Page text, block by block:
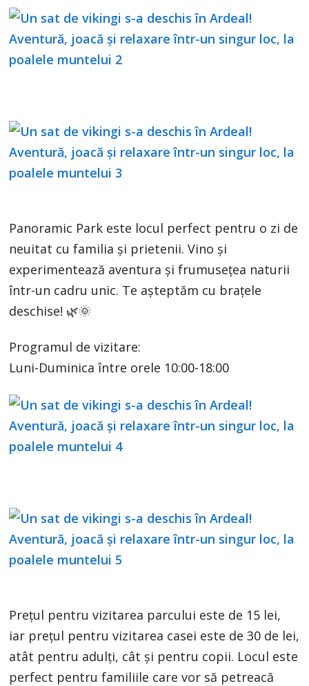
Panoramic Park este locul perfect pentru o zi de
neuitat cu familia și prietenii. Vino și
experimentează aventura și frumusețea naturii
într-un cadru unic. Te așteptăm cu brațele
deschise! 🌿🌞
Programul de vizitare:
Luni-Duminica între orele 10:00-18:00
Prețul pentru vizitarea parcului este de 15 lei,
iar prețul pentru vizitarea casei este de 30 de lei,
atât pentru adulți, cât și pentru copii. Locul este
perfect pentru familiile care vor să petreacă